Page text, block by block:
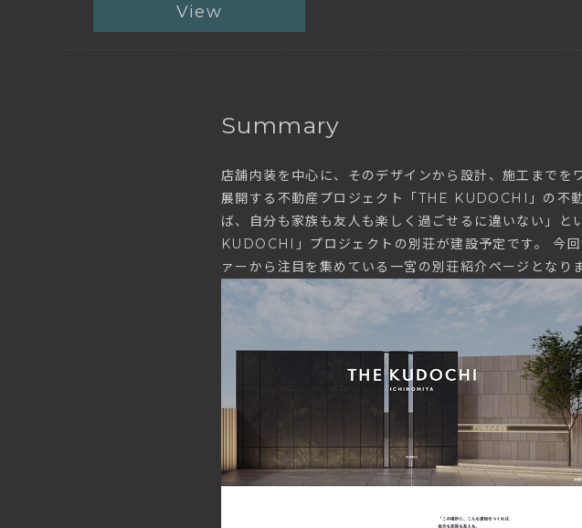
View
Summary
店舗内装を中心に、そのデザインから設計、施工まで
展開する不動産プロジェクト「THE KUDOCHI」の不
ば、自分も家族も友人も楽しく過ごせるに違いない」
KUDOCHI」プロジェクトの別荘が建設予定です。 今
ァーから注目を集めている一宮の別荘紹介ページとなりま